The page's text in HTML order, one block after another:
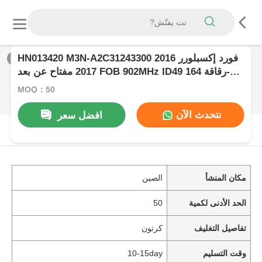
/ 0
HN013420 M3N-A2C31243300 فورد إكسبلورر 2016
2017 مفتاح عن بعد FOB 902MHz ID49 رقاقة 164-
R8140
MOQ：50
افضل سعر
نتحدث الآن
منتوج وصف
مكان المنشأ الصين
الحد الأدنى لكمية 50
تفاصيل التغليف كرتون
وقت التسليم 10-15day